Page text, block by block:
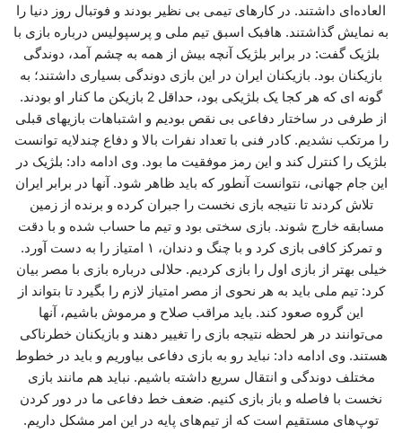
العاده‌ای داشتند. در کارهای تیمی بی نظیر بودند و فوتبال روز دنیا را
به نمایش گذاشتند. هافبک اسبق تیم ملی و پرسپولیس درباره بازی با
بلژیک گفت: در برابر بلژیک آنچه بیش از همه به چشم آمد، دوندگی
بازیکنان بود. بازیکنان ایران در این بازی دوندگی بسیاری داشتند؛ به
گونه ای که هر کجا یک بلژیکی بود، حداقل 2 بازیکن ما کنار او بودند.
از طرفی در ساختار دفاعی بی نقص بودیم و اشتباهات بازیهای قبلی
را مرتکب نشدیم. کادر فنی با تعداد نفرات بالا و دفاع چندلایه توانست
بلژیک را کنترل کند و این رمز موفقیت ما بود. وی ادامه داد: بلژیک در
این جام جهانی، نتوانست آنطور که باید ظاهر شود. آنها در برابر ایران
تلاش کردند تا نتیجه بازی نخست را جبران کرده و برنده از زمین
مسابقه خارج شوند. بازی سختی بود و تیم ما حساب شده و با دقت
و تمرکز کافی بازی کرد و با چنگ و دندان، ۱ امتیاز را به دست آورد.
خیلی بهتر از بازی اول را بازی کردیم. حلالی درباره بازی با مصر بیان
کرد: تیم ملی باید به هر نحوی از مصر امتیاز لازم را بگیرد تا بتواند از
این گروه صعود کند. باید مراقب صلاح و مرموش باشیم، آنها
می‌توانند در هر لحظه نتیجه بازی را تغییر دهند و بازیکنان خطرناکی
هستند. وی ادامه داد: نباید رو به بازی دفاعی بیاوریم و باید در خطوط
مختلف دوندگی و انتقال سریع داشته باشیم. نباید هم مانند بازی
نخست با فاصله و باز بازی کنیم. ضعف خط دفاعی ما در دور کردن
توپ‌های مستقیم است که از تیم‌های پایه در این امر مشکل داریم.